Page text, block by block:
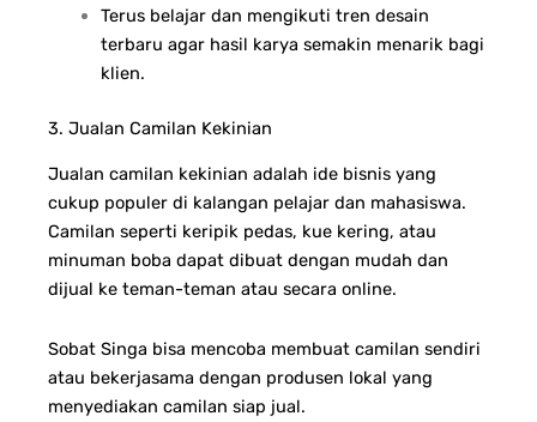
Terus belajar dan mengikuti tren desain
terbaru agar hasil karya semakin menarik bagi
klien.
3. Jualan Camilan Kekinian
Jualan camilan kekinian adalah ide bisnis yang
cukup populer di kalangan pelajar dan mahasiswa.
Camilan seperti keripik pedas, kue kering, atau
minuman boba dapat dibuat dengan mudah dan
dijual ke teman-teman atau secara online.
Sobat Singa bisa mencoba membuat camilan sendiri
atau bekerjasama dengan produsen lokal yang
menyediakan camilan siap jual.